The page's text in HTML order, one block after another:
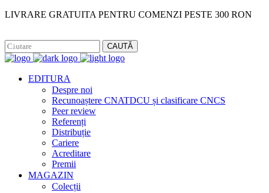
LIVRARE GRATUITA PENTRU COMENZI PESTE 300 RON
CAUTĂ
EDITURA
Despre noi
Recunoaștere CNATDCU și clasificare CNCS
Peer review
Referenți
Distribuție
Cariere
Acreditare
Premii
MAGAZIN
Colecții